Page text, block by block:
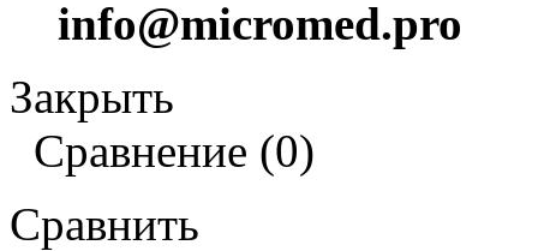
info@micromed.pro
Закрыть
Сравнение (0)
Сравнить